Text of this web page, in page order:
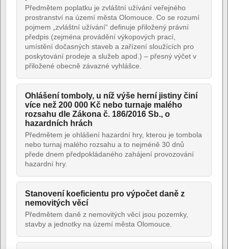
Předmětem poplatku je zvláštní užívání veřejného
prostranství na území města Olomouce. Co se rozumí
pojmem „zvláštní užívání“ definuje přiložený právní
předpis (zejména provádění výkopových prací,
umístění dočasných staveb a zařízení sloužících pro
poskytování prodeje a služeb apod.) – přesný výčet v
přiložené obecně závazné vyhlášce.
Ohlášení tomboly, u níž výše herní jistiny činí
více než 200 000 Kč nebo turnaje malého
rozsahu dle Zákona č. 186/2016 Sb., o
hazardních hrách
Předmětem je ohlášení hazardní hry, kterou je tombola
nebo turnaj malého rozsahu a to nejméně 30 dnů
přede dnem předpokládaného zahájení provozování
hazardní hry.
Stanovení koeficientu pro výpočet daně z
nemovitých věcí
Předmětem daně z nemovitých věcí jsou pozemky,
stavby a jednotky na území města Olomouce.